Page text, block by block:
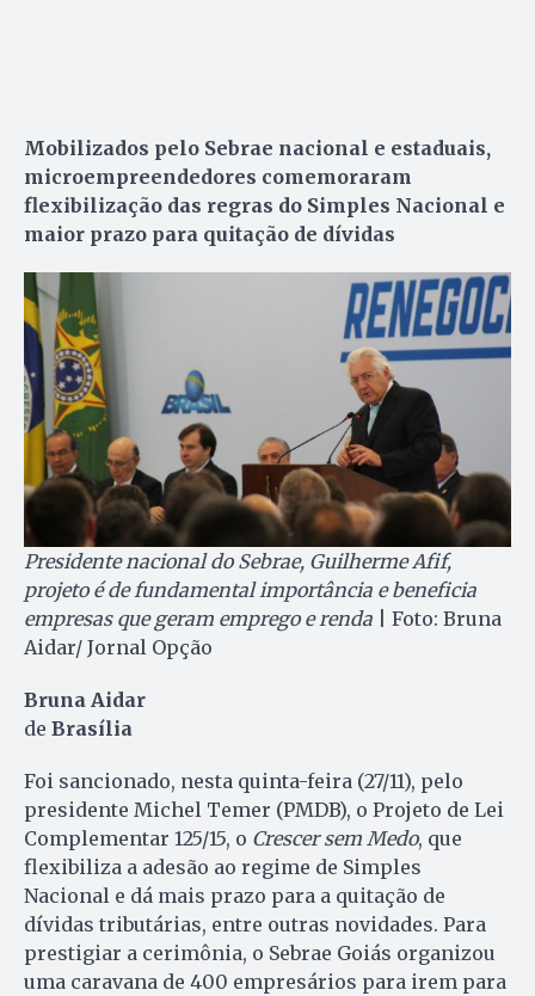
Mobilizados pelo Sebrae nacional e estaduais,
microempreendedores comemoraram
flexibilização das regras do Simples Nacional e
maior prazo para quitação de dívidas
Presidente nacional do Sebrae, Guilherme Afif,
projeto é de fundamental importância e beneficia
empresas que geram emprego e renda | Foto: Bruna
Aidar/ Jornal Opção
Bruna Aidar
de Brasília
Foi sancionado, nesta quinta-feira (27/11), pelo
presidente Michel Temer (PMDB), o Projeto de Lei
Complementar 125/15, o Crescer sem Medo, que
flexibiliza a adesão ao regime de Simples
Nacional e dá mais prazo para a quitação de
dívidas tributárias, entre outras novidades. Para
prestigiar a cerimônia, o Sebrae Goiás organizou
uma caravana de 400 empresários para irem para